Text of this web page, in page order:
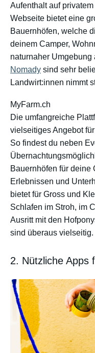
Aufenthalt auf
Webseite bietet eine
Bauernhöfen, welche
deinem Camper,
naturnaher
Nomady sind sehr
Landwirt:innen nimmt
MyFarm.ch
Die umfangreiche
vielseitiges Angebot
So findest du neben
Bauernhöfen für deine
Erlebnissen und
bietet für Gross und
Schlafen im Stroh, im
Ausritt mit den
sind überaus vielseitig.
2. Nützliche Apps